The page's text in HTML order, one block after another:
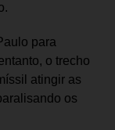
para
o trecho
atingir as
os